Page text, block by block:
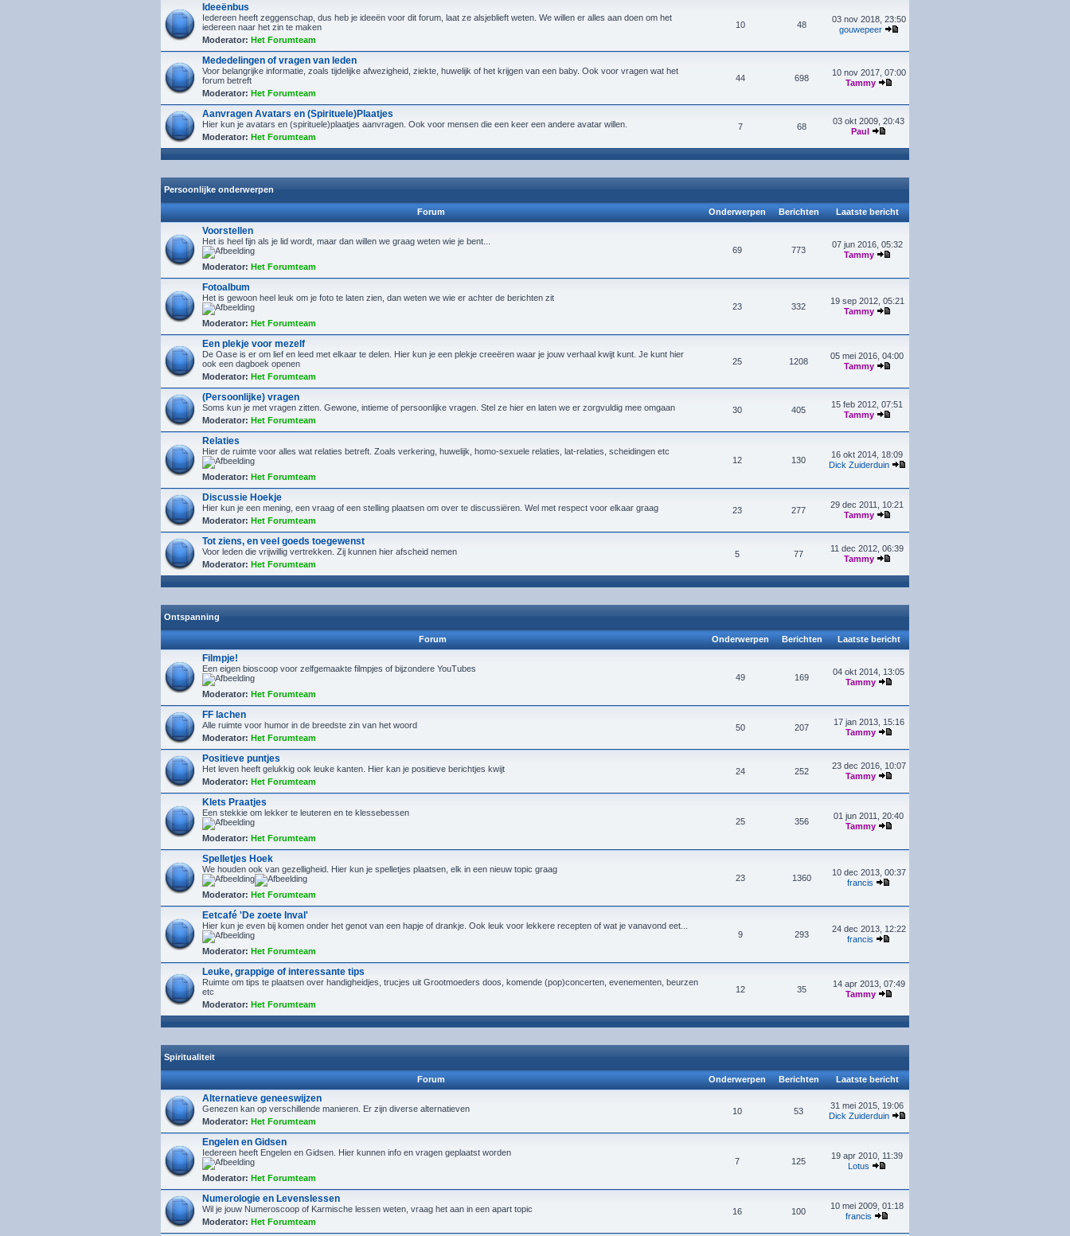
Ideeënbus
Iedereen heeft zeggenschap, dus heb je ideeën voor dit forum, laat ze alsjeblieft weten. We willen er alles aan doen om het
iedereen naar het zin te maken
Moderator: Het Forumteam
10 48
03 nov 2018, 23:50
gouwepeer
Mededelingen of vragen van leden
Voor belangrijke informatie, zoals tijdelijke afwezigheid, ziekte, huwelijk of het krijgen van een baby. Ook voor vragen wat het
forum betreft
Moderator: Het Forumteam
44 698
10 nov 2017, 07:00
Tammy
Aanvragen Avatars en (Spirituele)Plaatjes
Hier kun je avatars en (spirituele)plaatjes aanvragen. Ook voor mensen die een keer een andere avatar willen.
Moderator: Het Forumteam
7 68
03 okt 2009, 20:43
Paul
Persoonlijke onderwerpen
Forum Onderwerpen Berichten Laatste bericht
Voorstellen
Het is heel fijn als je lid wordt, maar dan willen we graag weten wie je bent...
Moderator: Het Forumteam
69 773
07 jun 2016, 05:32
Tammy
Fotoalbum
Het is gewoon heel leuk om je foto te laten zien, dan weten we wie er achter de berichten zit
Moderator: Het Forumteam
23 332
19 sep 2012, 05:21
Tammy
Een plekje voor mezelf
De Oase is er om lief en leed met elkaar te delen. Hier kun je een plekje creeëren waar je jouw verhaal kwijt kunt. Je kunt hier
ook een dagboek openen
Moderator: Het Forumteam
25 1208
05 mei 2016, 04:00
Tammy
(Persoonlijke) vragen
Soms kun je met vragen zitten. Gewone, intieme of persoonlijke vragen. Stel ze hier en laten we er zorgvuldig mee omgaan
Moderator: Het Forumteam
30 405
15 feb 2012, 07:51
Tammy
Relaties
Hier de ruimte voor alles wat relaties betreft. Zoals verkering, huwelijk, homo-sexuele relaties, lat-relaties, scheidingen etc
Moderator: Het Forumteam
12 130
16 okt 2014, 18:09
Dick Zuiderduin
Discussie Hoekje
Hier kun je een mening, een vraag of een stelling plaatsen om over te discussiëren. Wel met respect voor elkaar graag
Moderator: Het Forumteam
23 277
29 dec 2011, 10:21
Tammy
Tot ziens, en veel goeds toegewenst
Voor leden die vrijwillig vertrekken. Zij kunnen hier afscheid nemen
Moderator: Het Forumteam
5 77
11 dec 2012, 06:39
Tammy
Ontspanning
Forum Onderwerpen Berichten Laatste bericht
Filmpje!
Een eigen bioscoop voor zelfgemaakte filmpjes of bijzondere YouTubes
Moderator: Het Forumteam
49 169
04 okt 2014, 13:05
Tammy
FF lachen
Alle ruimte voor humor in de breedste zin van het woord
Moderator: Het Forumteam
50 207
17 jan 2013, 15:16
Tammy
Positieve puntjes
Het leven heeft gelukkig ook leuke kanten. Hier kan je positieve berichtjes kwijt
Moderator: Het Forumteam
24 252
23 dec 2016, 10:07
Tammy
Klets Praatjes
Een stekkie om lekker te leuteren en te klessebessen
Moderator: Het Forumteam
25 356
01 jun 2011, 20:40
Tammy
Spelletjes Hoek
We houden ook van gezelligheid. Hier kun je spelletjes plaatsen, elk in een nieuw topic graag
Moderator: Het Forumteam
23 1360
10 dec 2013, 00:37
francis
Eetcafé 'De zoete Inval'
Hier kun je even bij komen onder het genot van een hapje of drankje. Ook leuk voor lekkere recepten of wat je vanavond eet...
Moderator: Het Forumteam
9 293
24 dec 2013, 12:22
francis
Leuke, grappige of interessante tips
Ruimte om tips te plaatsen over handigheidjes, trucjes uit Grootmoeders doos, komende (pop)concerten, evenementen, beurzen
etc
Moderator: Het Forumteam
12 35
14 apr 2013, 07:49
Tammy
Spiritualiteit
Forum Onderwerpen Berichten Laatste bericht
Alternatieve geneeswijzen
Genezen kan op verschillende manieren. Er zijn diverse alternatieven
Moderator: Het Forumteam
10 53
31 mei 2015, 19:06
Dick Zuiderduin
Engelen en Gidsen
Iedereen heeft Engelen en Gidsen. Hier kunnen info en vragen geplaatst worden
Moderator: Het Forumteam
7 125
19 apr 2010, 11:39
Lotus
Numerologie en Levenslessen
Wil je jouw Numeroscoop of Karmische lessen weten, vraag het aan in een apart topic
Moderator: Het Forumteam
16 100
10 mei 2009, 01:18
francis